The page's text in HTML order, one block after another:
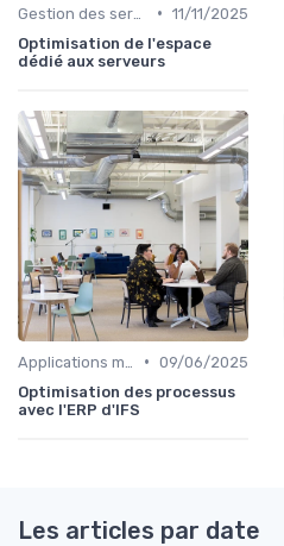
• 11/11/2025
Optimisation de l'espace
dédié aux serveurs
• 09/06/2025
Optimisation des processus
avec l'ERP d'IFS
Les articles par date